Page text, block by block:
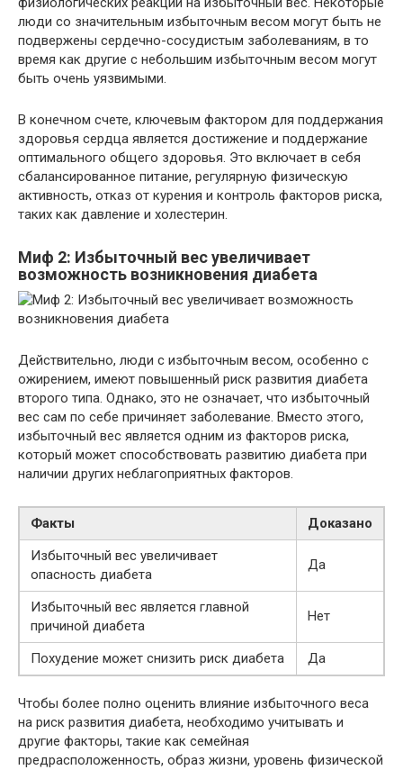
люди со значительным избыточным весом могут быть не
подвержены сердечно-сосудистым заболеваниям, в то
время как другие с небольшим избыточным весом могут
быть очень уязвимыми.
В конечном счете, ключевым фактором для поддержания
здоровья сердца является достижение и поддержание
оптимального общего здоровья. Это включает в себя
сбалансированное питание, регулярную физическую
активность, отказ от курения и контроль факторов риска,
таких как давление и холестерин.
Миф 2: Избыточный вес увеличивает
возможность возникновения диабета
Действительно, люди с избыточным весом, особенно с
ожирением, имеют повышенный риск развития диабета
второго типа. Однако, это не означает, что избыточный
вес сам по себе причиняет заболевание. Вместо этого,
избыточный вес является одним из факторов риска,
который может способствовать развитию диабета при
наличии других неблагоприятных факторов.
Факты
Доказано
Избыточный вес увеличивает
опасность диабета
Да
Избыточный вес является главной
причиной диабета
Нет
Похудение может снизить риск диабета Да
Чтобы более полно оценить влияние избыточного веса
на риск развития диабета, необходимо учитывать и
другие факторы, такие как семейная
предрасположенность, образ жизни, уровень физической